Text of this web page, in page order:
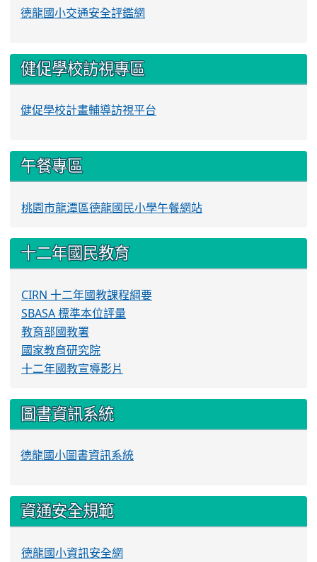
德龍國小交通安全評鑑網
健促學校訪視專區
健促學校計畫輔導訪視平台
午餐專區
桃園市龍潭區德龍國民小學午餐網站
十二年國民教育
CIRN 十二年國教課程綱要
SBASA 標準本位評量
教育部國教署
國家教育研究院
十二年國教宣導影片
圖書資訊系統
德龍國小圖書資訊系統
資通安全規範
德龍國小資訊安全網